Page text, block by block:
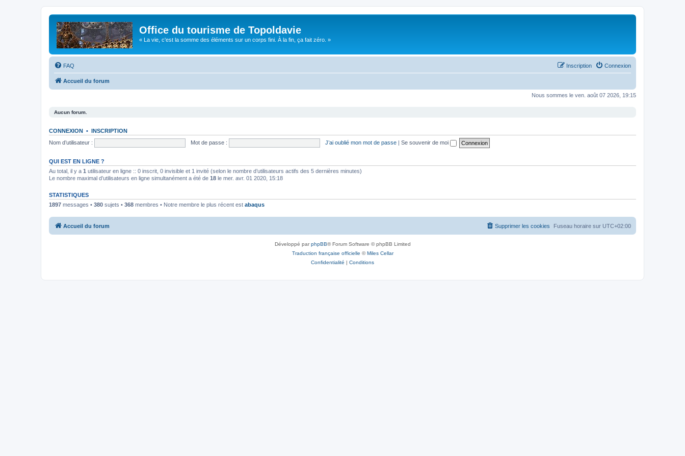
Office du tourisme de Topoldavie
« La vie, c'est la somme des éléments sur un corps fini. À la fin, ça fait zéro. »
FAQ Connexion
Inscription
Accueil du forum
Nous sommes le ven. août 07 2026, 19:15
Aucun forum.
CONNEXION • INSCRIPTION
Nom d’utilisateur :
Mot de passe : J’ai oublié mon mot de passe | Se souvenir de moi
QUI EST EN LIGNE ?
Au total, il y a 1 utilisateur en ligne :: 0 inscrit, 0 invisible et 1 invité (selon le nombre d’utilisateurs actifs des 5 dernières minutes)
Le nombre maximal d’utilisateurs en ligne simultanément a été de 18 le mer. avr. 01 2020, 15:18
STATISTIQUES
1897 messages • 380 sujets • 368 membres • Notre membre le plus récent est abaqus
Accueil du forum Fuseau horaire sur UTC+02:00
Supprimer les cookies
Développé parphpBB® Forum Software © phpBB Limited
Traduction française officielle ©Miles Cellar
Confidentialité | Conditions